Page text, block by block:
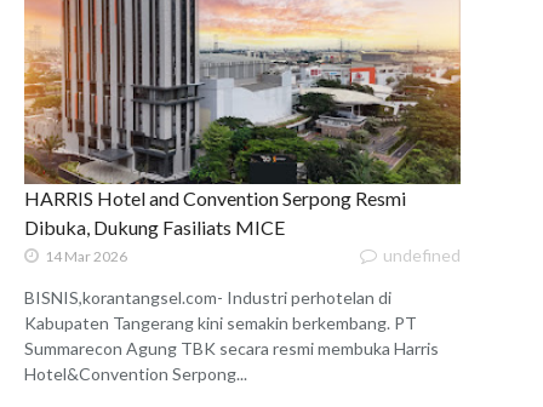
HARRIS Hotel and Convention Serpong Resmi
Dibuka, Dukung Fasiliats MICE
14 Mar 2026 undefined
BISNIS,korantangsel.com- Industri perhotelan di
Kabupaten Tangerang kini semakin berkembang. PT
Summarecon Agung TBK secara resmi membuka Harris
Hotel&Convention Serpong...